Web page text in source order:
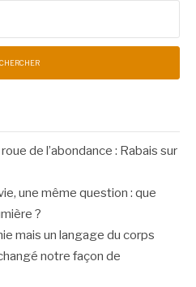
de l’abondance : Rabais sur
une même question : que
?
mais un langage du corps
notre façon de